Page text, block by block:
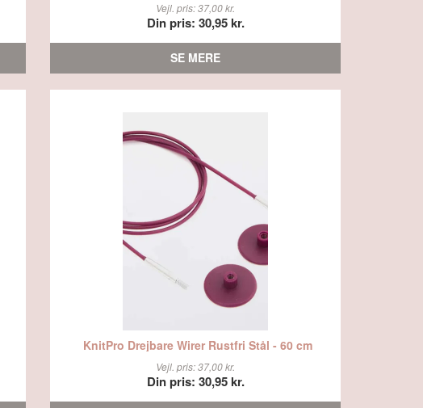
Vejl. pris: 37,00 kr.
Din pris: 30,95 kr.
SE MERE
KnitPro Drejbare Wirer Rustfri Stål - 60 cm
Vejl. pris: 37,00 kr.
Din pris: 30,95 kr.